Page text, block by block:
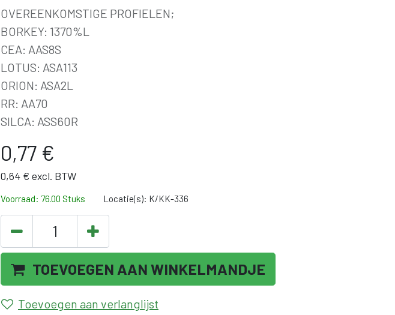
OVEREENKOMSTIGE PROFIELEN;
BORKEY: 1370%L
CEA: AAS8S
LOTUS: ASA113
ORION: ASA2L
RR: AA70
SILCA: ASS60R
0,77 €
0,64 € excl. BTW
Voorraad: 76.00 Stuks Locatie(s): K/KK-336
TOEVOEGEN AAN WINKELMANDJE
Toevoegen aan verlanglijst